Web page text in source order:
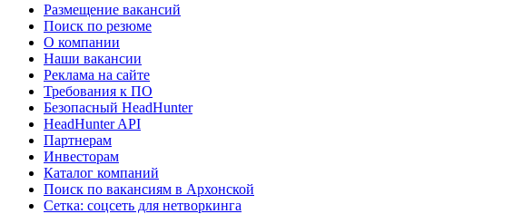
Размещение вакансий
Поиск по резюме
О компании
Наши вакансии
Реклама на сайте
Требования к ПО
Безопасный HeadHunter
HeadHunter API
Партнерам
Инвесторам
Каталог компаний
Поиск по вакансиям в Архонской
Сетка: соцсеть для нетворкинга